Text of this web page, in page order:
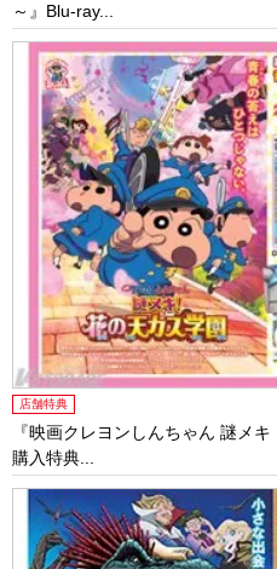
～』Blu-ray...
店舗特典
『映画クレヨンしんちゃん 謎メ
購入特典...